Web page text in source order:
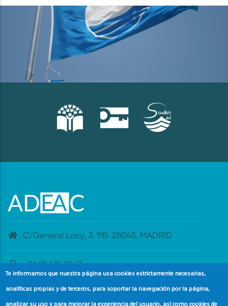
C/General Lacy, 3. 1ºB. 28045. MADRID
+34 91 435 31 47
banderaazul@adeac.es
Te informamos que nuestra página usa cookies estrictamente necesarias,
analíticas propias y de terceros, para soportar la navegación por la página,